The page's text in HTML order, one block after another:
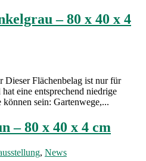
– 80 x 40 x 4
Dieser Flächenbelag ist nur für
eine entsprechend niedrige
sein: Gartenwege,...
– 80 x 40 x 4 cm
, News